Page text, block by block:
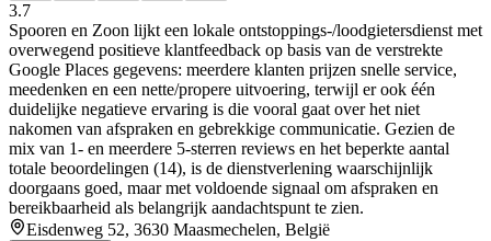
3.7
Spooren en Zoon lijkt een lokale ontstoppings-/loodgietersdienst met
overwegend positieve klantfeedback op basis van de verstrekte
Google Places gegevens: meerdere klanten prijzen snelle service,
meedenken en een nette/propere uitvoering, terwijl er ook één
duidelijke negatieve ervaring is die vooral gaat over het niet
nakomen van afspraken en gebrekkige communicatie. Gezien de
mix van 1- en meerdere 5-sterren reviews en het beperkte aantal
totale beoordelingen (14), is de dienstverlening waarschijnlijk
doorgaans goed, maar met voldoende signaal om afspraken en
bereikbaarheid als belangrijk aandachtspunt te zien.
Eisdenweg 52, 3630 Maasmechelen, België